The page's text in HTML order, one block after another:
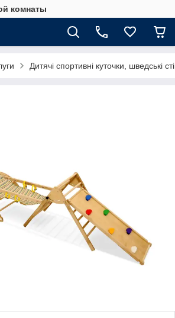
комнаты
Дитячі спортивні куточки, шведські